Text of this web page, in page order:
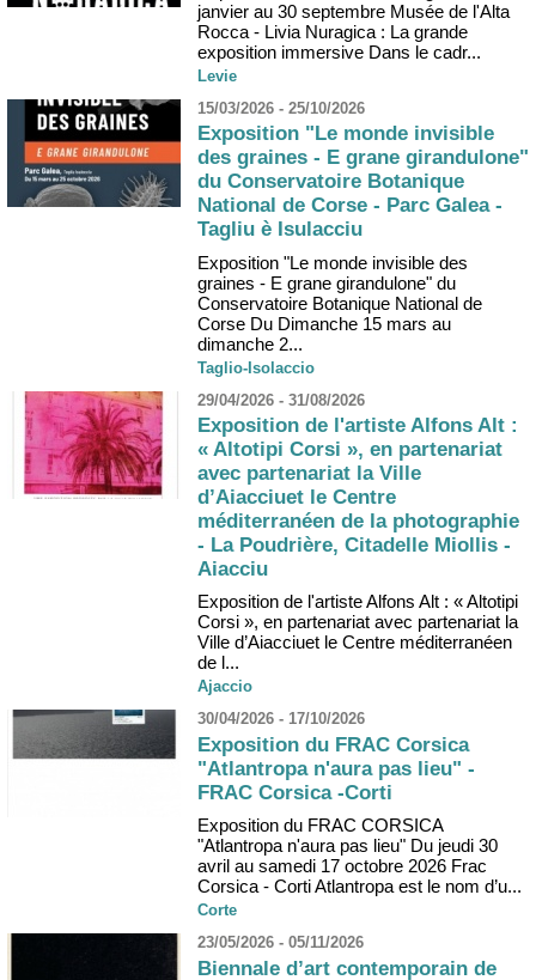
janvier au 30 septembre Musée de l'Alta
Rocca - Livia Nuragica : La grande
exposition immersive Dans le cadr...
Levie
15/03/2026 - 25/10/2026
Exposition "Le monde invisible
des graines - E grane girandulone"
du Conservatoire Botanique
National de Corse - Parc Galea -
Tagliu è Isulacciu
Exposition "Le monde invisible des
graines - E grane girandulone" du
Conservatoire Botanique National de
Corse Du Dimanche 15 mars au
dimanche 2...
Taglio-Isolaccio
29/04/2026 - 31/08/2026
Exposition de l'artiste Alfons Alt :
« Altotipi Corsi », en partenariat
avec partenariat la Ville
d’Aiacciuet le Centre
méditerranéen de la photographie
- La Poudrière, Citadelle Miollis -
Aiacciu
Exposition de l'artiste Alfons Alt : « Altotipi
Corsi », en partenariat avec partenariat la
Ville d’Aiacciuet le Centre méditerranéen
de l...
Ajaccio
30/04/2026 - 17/10/2026
Exposition du FRAC Corsica
"Atlantropa n'aura pas lieu" -
FRAC Corsica -Corti
Exposition du FRAC CORSICA
"Atlantropa n'aura pas lieu" Du jeudi 30
avril au samedi 17 octobre 2026 Frac
Corsica - Corti Atlantropa est le nom d’u...
Corte
23/05/2026 - 05/11/2026
Biennale d’art contemporain de